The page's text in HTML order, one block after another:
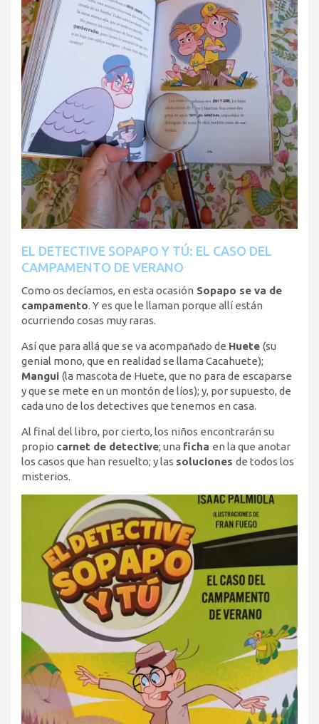
EL DETECTIVE SOPAPO Y TÚ: EL CASO DEL
CAMPAMENTO DE VERANO
Como os decíamos, en esta ocasión Sopapo se va de
campamento. Y es que le llaman porque allí están
ocurriendo cosas muy raras.
Así que para allá que se va acompañado de Huete (su
genial mono, que en realidad se llama Cacahuete);
Mangui (la mascota de Huete, que no para de escaparse
y que se mete en un montón de líos); y, por supuesto, de
cada uno de los detectives que tenemos en casa.
Al final del libro, por cierto, los niños encontrarán su
propio carnet de detective; una ficha en la que anotar
los casos que han resuelto; y las soluciones de todos los
misterios.